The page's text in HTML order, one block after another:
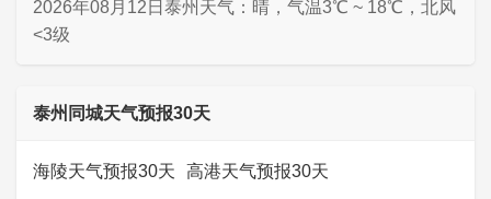
2026年08月12日泰州天气：晴，气温3℃ ~ 18℃，北风
<3级
泰州同城天气预报30天
海陵天气预报30天 高港天气预报30天